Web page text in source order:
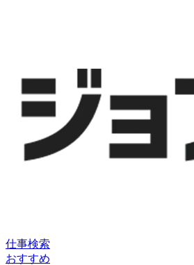
仕事検索
おすすめ